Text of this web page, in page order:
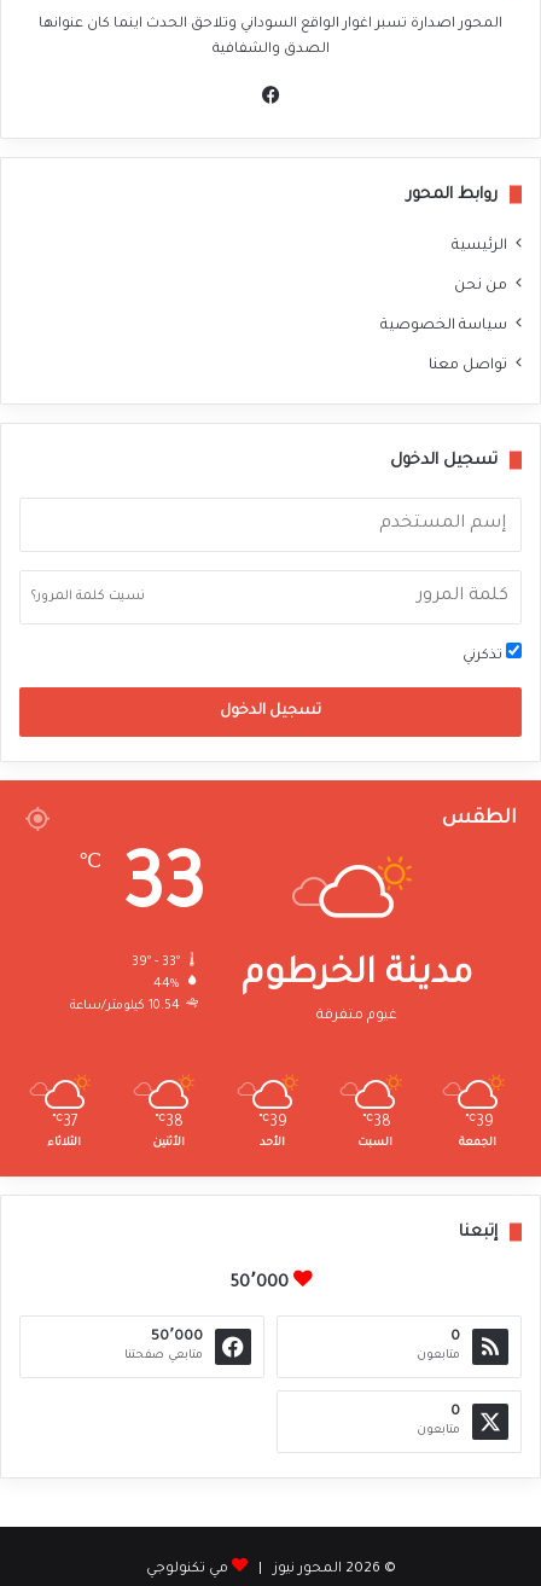
المحور اصدارة تسبر اغوار الواقع السوداني وتلاحق الحدث اينما كان عنوانها
الصدق والشفافية
روابط المحور
الرئيسية
من نحن
سياسة الخصوصية
تواصل معنا
تسجيل الدخول
نسيت كلمة المرور؟
تذكرني
تسجيل الدخول
الطقس
مدينة الخرطوم
غيوم متفرقة
33
℃
39º - 33º
44%
10.54 كيلومتر/ساعة
39
℃
الجمعة
38
℃
السبت
39
℃
الأحد
38
℃
الأثنين
37
℃
الثلاثاء
إتبعنا
50٬000
0
متابعون
50٬000
متابعي صفحتنا
0
متابعون
© 2026 المحور نيوز | مي تكنولوجي